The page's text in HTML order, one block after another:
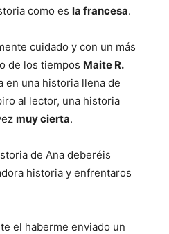
como es la francesa.
cuidado y con un más
de los tiempos Maite R.
en una historia llena de
al lector, una historia
muy cierta.
de Ana deberéis
historia y enfrentaros
el haberme enviado un